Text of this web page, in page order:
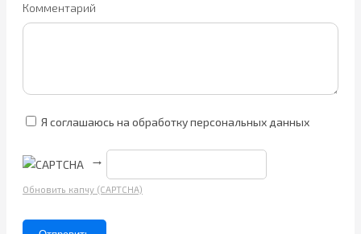
Комментарий
Я соглашаюсь на обработку персональных данных
→
Обновить капчу (CAPTCHA)